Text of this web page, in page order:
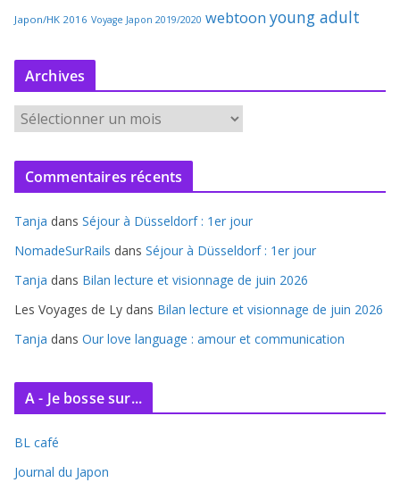
Japon/HK 2016 Voyage Japon 2019/2020 webtoon young adult
Archives
r
c
v
e
Commentaires récents
Tanja dans Séjour à Düsseldorf : 1er jour
NomadeSurRails dans Séjour à Düsseldorf : 1er jour
Tanja dans Bilan lecture et visionnage de juin 2026
Les Voyages de Ly dans Bilan lecture et visionnage de juin 2026
Tanja dans Our love language : amour et communication
A - Je bosse sur...
BL café
Journal du Japon